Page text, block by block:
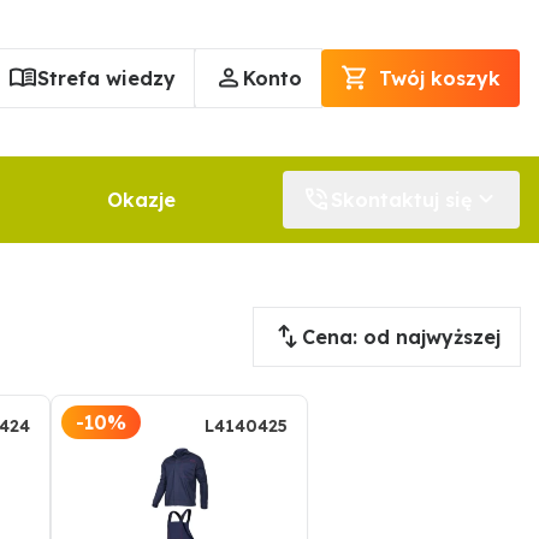
Strefa wiedzy Konto Twój koszyk
Okazje
Cena: od najwyższej
-10% L4140425